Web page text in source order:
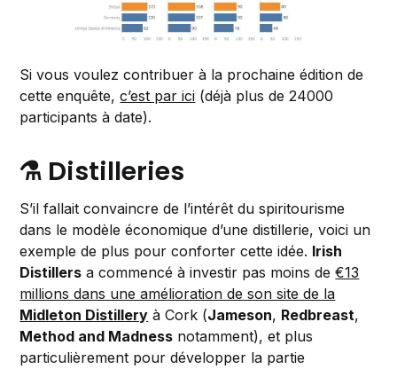
Si vous voulez contribuer à la prochaine édition de
cette enquête,c’est par ici (déjà plus de 24000
participants à date).
⚗️ Distilleries
S’il fallait convaincre de l’intérêt du spiritourisme
dans le modèle économique d’une distillerie, voici un
exemple de plus pour conforter cette idée. Irish
Distillers a commencé à investir pas moins de€13
millions dans une amélioration de son site de la
Midleton Distillery à Cork (Jameson, Redbreast,
Method and Madness notamment), et plus
particulièrement pour développer la partie